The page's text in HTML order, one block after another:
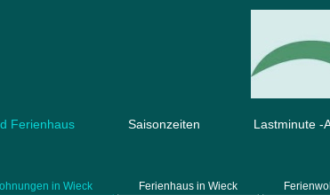
Ferienhaus Saisonzeiten Lastminute -
in Wieck Ferienhaus in Wieck